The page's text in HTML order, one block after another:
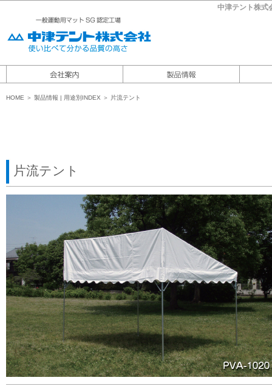
中津テント株式
HOME ＞ 製品情報 | 用途別INDEX ＞ 片流テント
片流テント